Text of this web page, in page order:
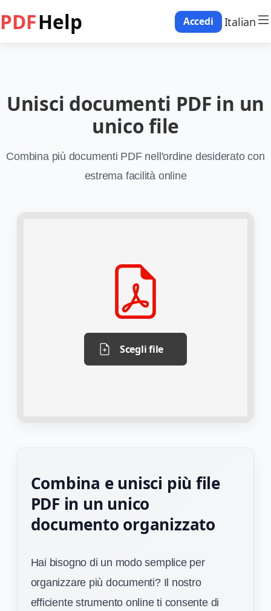
PDFHelp Accedi Italian
Unisci documenti PDF in un
unico file
Combina più documenti PDF nell'ordine desiderato con
estrema facilità online
Scegli file
Combina e unisci più file
PDF in un unico
documento organizzato
Hai bisogno di un modo semplice per
organizzare più documenti? Il nostro
efficiente strumento online ti consente di